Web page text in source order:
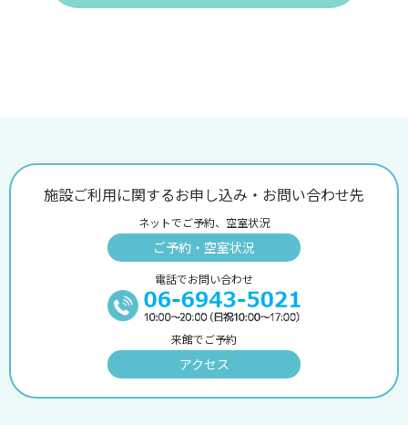
施設ご利用に関するお申し込み・お問い合わせ先
ネットでご予約、空室状況
ご予約・空室状況
電話でお問い合わせ
来館でご予約
アクセス